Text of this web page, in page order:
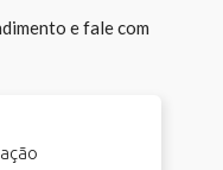
e fale com